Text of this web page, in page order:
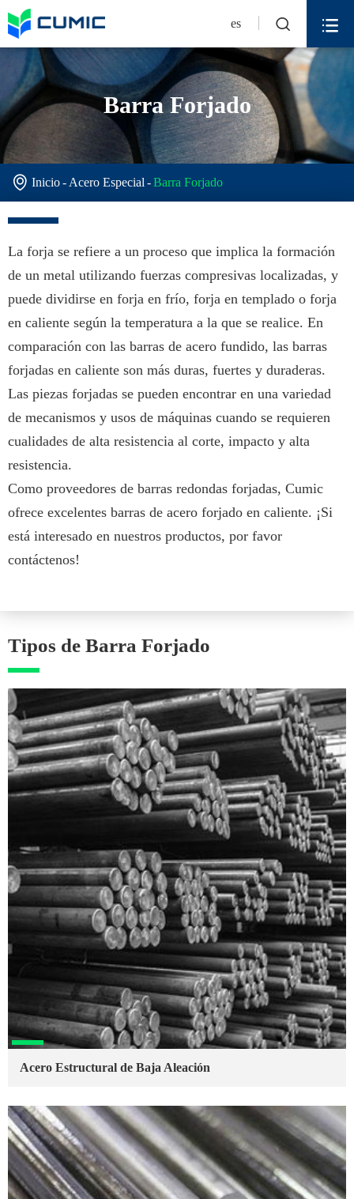
es  
Barra Forjado
 Inicio Acero Especial Barra Forjado
La forja se refiere a un proceso que implica la formación
de un metal utilizando fuerzas compresivas localizadas, y
puede dividirse en forja en frío, forja en templado o forja
en caliente según la temperatura a la que se realice. En
comparación con las barras de acero fundido, las barras
forjadas en caliente son más duras, fuertes y duraderas.
Las piezas forjadas se pueden encontrar en una variedad
de mecanismos y usos de máquinas cuando se requieren
cualidades de alta resistencia al corte, impacto y alta
resistencia.
Como proveedores de barras redondas forjadas, Cumic
ofrece excelentes barras de acero forjado en caliente. ¡Si
está interesado en nuestros productos, por favor
contáctenos!
Tipos de Barra Forjado
Acero Estructural de Baja Aleación